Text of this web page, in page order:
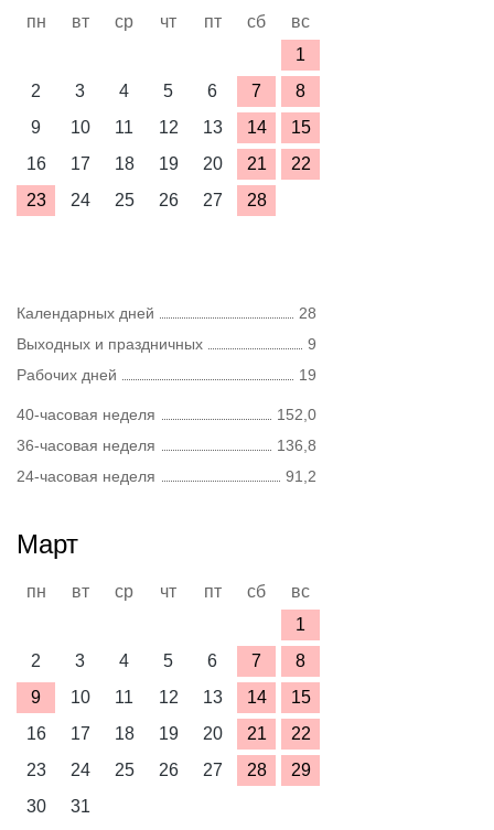
пн вт ср чт пт сб
вс
1
2
3 4 5 6 7
8
9
10 11 12 13 14
15
16
17 18 19 20 21
22
23
24 25 26 27 28
Календарных дней
28
Выходных и праздничных
9
Рабочих дней
19
40-часовая неделя
152,0
36-часовая неделя
136,8
24-часовая неделя
91,2
Март
пн вт ср чт пт сб
вс
1
2
3 4 5 6 7
8
9
10 11 12 13 14
15
16
17 18 19 20 21
22
23
24 25 26 27 28
29
30
31